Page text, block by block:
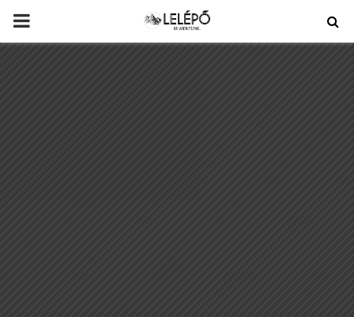
PRIMARY